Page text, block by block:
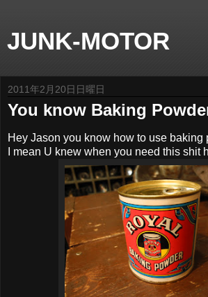
JUNK-MOTOR
2011年2月20日日曜日
You know Baking
Hey Jason you know how to use baking
I mean U knew when you need this shit